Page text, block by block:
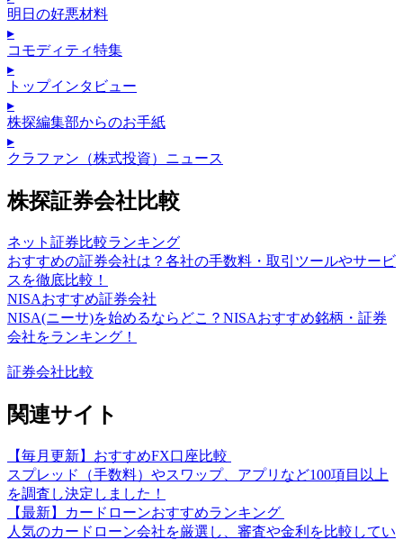
明日の好悪材料
▸
コモディティ特集
▸
トップインタビュー
▸
株探編集部からのお手紙
▸
クラファン（株式投資）ニュース
株探証券会社比較
ネット証券比較ランキング
おすすめの証券会社は？各社の手数料・取引ツールやサービ
スを徹底比較！
NISAおすすめ証券会社
NISA(ニーサ)を始めるならどこ？NISAおすすめ銘柄・証券
会社をランキング！
証券会社比較
関連サイト
【毎月更新】おすすめFX口座比較
スプレッド（手数料）やスワップ、アプリなど100項目以上
を調査し決定しました！
【最新】カードローンおすすめランキング
人気のカードローン会社を厳選し、審査や金利を比較してい